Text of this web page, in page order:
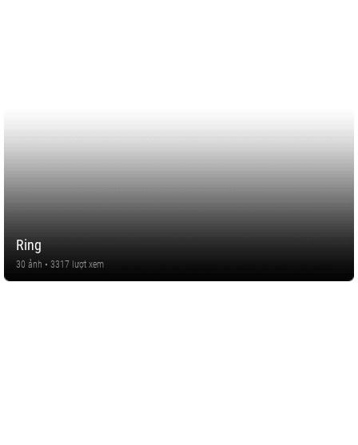
Ring
30 ảnh • 3317 lượt xem